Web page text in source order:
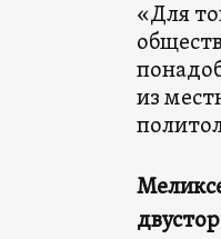
«Для
из